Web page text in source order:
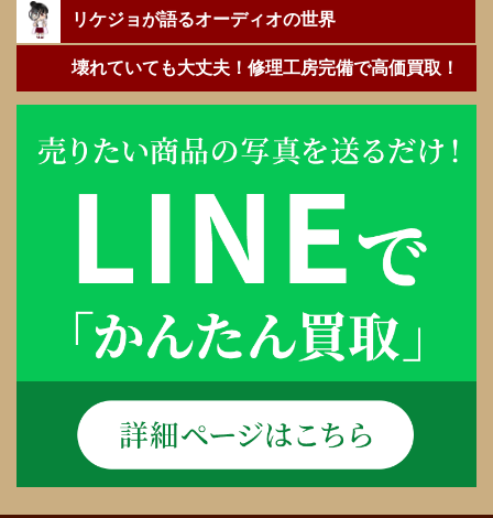
リケジョが語るオーディオの世界
壊れていても大丈夫！修理工房完備で高価買取！